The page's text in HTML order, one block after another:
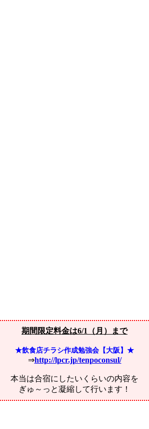
期間限定料金は6/1（月）まで
★飲食店チラシ作成勉強会【大阪】★
⇒http://lpcr.jp/tenpoconsul/
本当は合宿にしたいくらいの内容を
ぎゅ～っと凝縮して行います！